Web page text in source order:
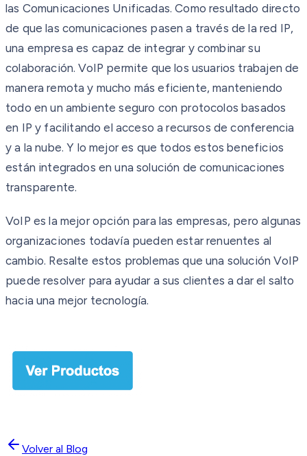
las Comunicaciones Unificadas. Como resultado directo
de que las comunicaciones pasen a través de la red IP,
una empresa es capaz de integrar y combinar su
colaboración. VoIP permite que los usuarios trabajen de
manera remota y mucho más eficiente, manteniendo
todo en un ambiente seguro con protocolos basados
en IP y facilitando el acceso a recursos de conferencia
y a la nube. Y lo mejor es que todos estos beneficios
están integrados en una solución de comunicaciones
transparente.
VoIP es la mejor opción para las empresas, pero algunas
organizaciones todavía pueden estar renuentes al
cambio. Resalte estos problemas que una solución VoIP
puede resolver para ayudar a sus clientes a dar el salto
hacia una mejor tecnología.
Volver al Blog